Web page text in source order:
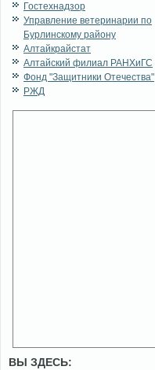
Гостехнадзор
Управление ветеринарии по
Бурлинскому району
Алтайкрайстат
Алтайский филиал РАНХиГС
Фонд "Защитники Отечества"
РЖД
ВЫ ЗДЕСЬ: